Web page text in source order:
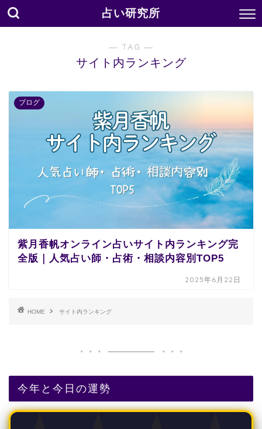
占い研究所
― TAG ―
サイト内ランキング
ブログ
紫月香帆オンライン占いサイト内ランキング完
全版｜人気占い師・占術・相談内容別TOP5
2025年6月22日
HOME サイト内ランキング
今年と今日の運勢